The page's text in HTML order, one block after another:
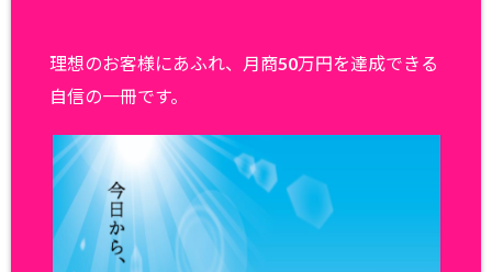
理想のお客様にあふれ、月商50万円を達成できる
自信の一冊です。